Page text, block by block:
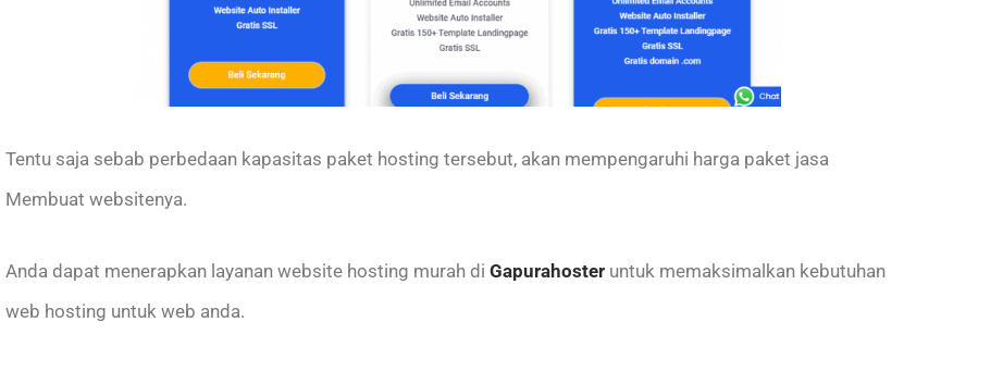
Tentu saja sebab perbedaan kapasitas paket hosting tersebut, akan mempengaruhi harga paket jasa
Membuat websitenya.
Anda dapat menerapkan layanan website hosting murah di Gapurahoster untuk memaksimalkan kebutuhan
web hosting untuk web anda.